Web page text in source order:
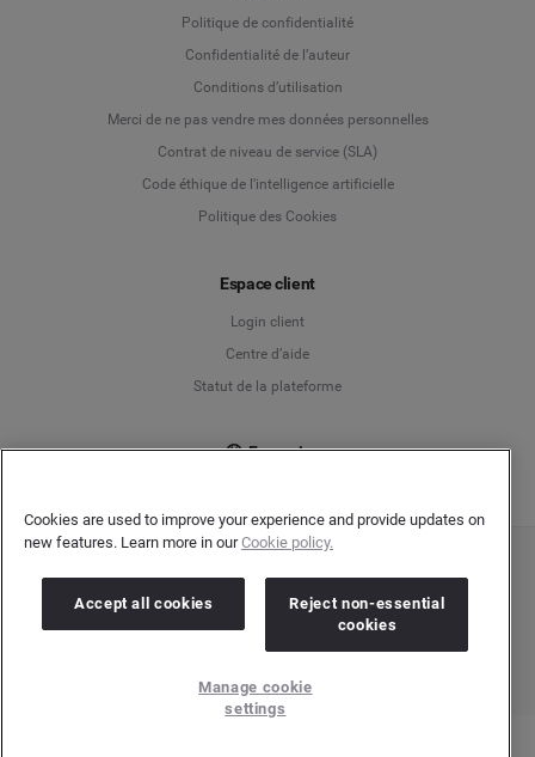
Politique de confidentialité
Confidentialité de l’auteur
Conditions d’utilisation
Merci de ne pas vendre mes données personnelles
Contrat de niveau de service (SLA)
Code éthique de l'intelligence artificielle
Politique des Cookies
Espace client
Login client
Centre d’aide
Statut de la plateforme
Français
Deutsch
Company number: 03898053 | N° TVA Intracommunautaire : GB 754 750 710
Cookies are used to improve your experience and provide updates on
new features. Learn more in ourCookie policy.
Accept all cookies
Reject non-essential
cookies
Manage cookie
settings